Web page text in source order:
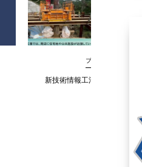
ブログ
新技術情報工法ニュース233号